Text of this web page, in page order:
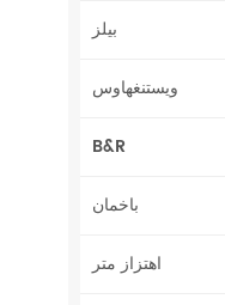
بيلز
ويستنغهاوس
B&R
باخمان
اهتزاز متر